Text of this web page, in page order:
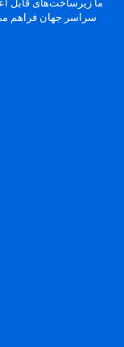
سراسر جهان فراهم